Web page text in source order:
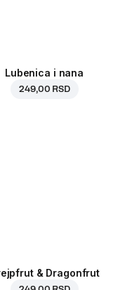
Lubenica i nana
249,00 RSD
& Dragonfrut